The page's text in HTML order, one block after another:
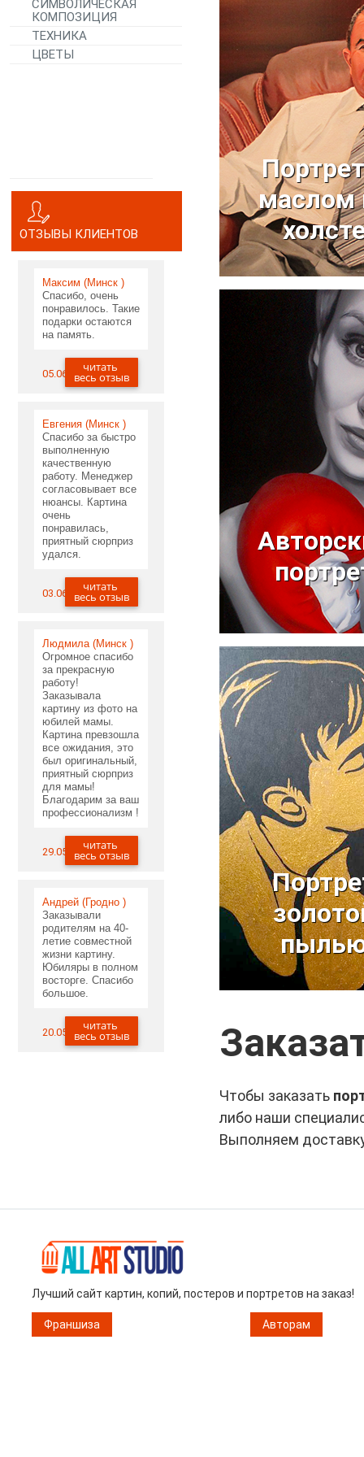
СИМВОЛИЧЕСКАЯ
КОМПОЗИЦИЯ
ТЕХНИКА
ЦВЕТЫ
ОТЗЫВЫ КЛИЕНТОВ
Максим (Минск )
Спасибо, очень
понравилось. Такие
подарки остаются
на память.
05.06.2020читать
весь отзыв
Евгения (Минск )
Спасибо за быстро
выполненную
качественную
работу. Менеджер
согласовывает все
нюансы. Картина
очень
понравилась,
приятный сюрприз
удался.
03.06.2020читать
весь отзыв
Людмила (Минск )
Огромное спасибо
за прекрасную
работу!
Заказывала
картину из фото на
юбилей мамы.
Картина превзошла
все ожидания, это
был оригинальный,
приятный сюрприз
для мамы!
Благодарим за ваш
профессионализм !
29.05.2020читать
весь отзыв
Андрей (Гродно )
Заказывали
родителям на 40-
летие совместной
жизни картину.
Юбиляры в полном
восторге. Спасибо
большое.
20.05.2020читать
весь отзыв
маслом
отправить
отправить
отправить
Чтобы заказать
либо наши
Выполняем
Лучший сайт картин, копий, постеров и портретов на заказ!
Франшиза Авторам